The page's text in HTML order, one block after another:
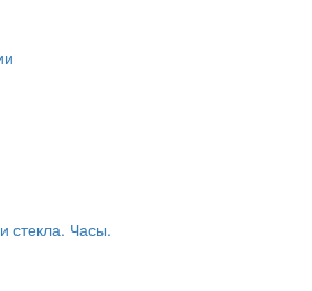
стекла. Часы.